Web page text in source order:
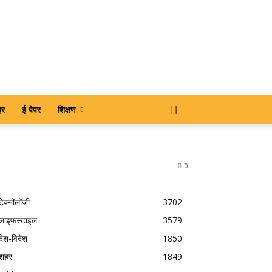
ई पेपर शिक्षण
0
3702
3579
विदेश
1850
1849